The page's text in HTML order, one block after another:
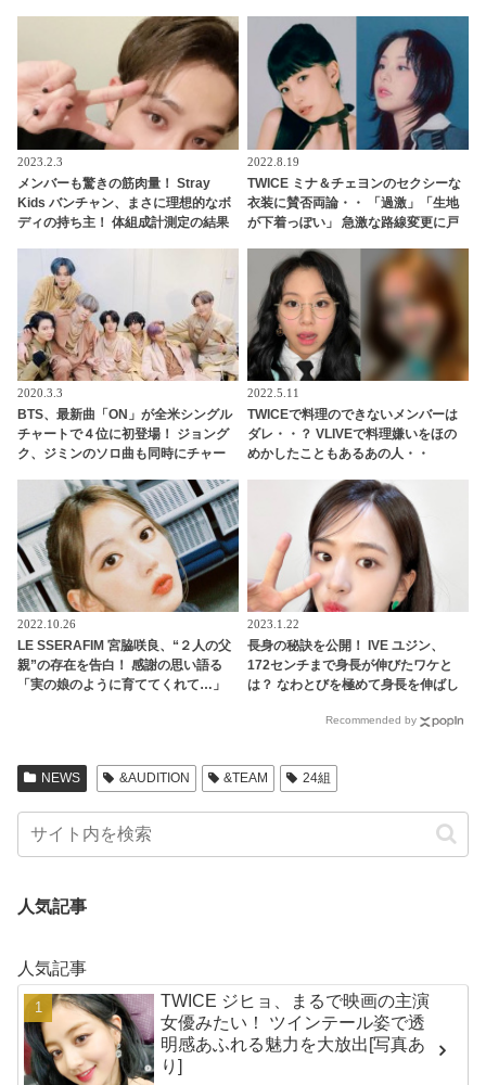
2023.2.3
メンバーも驚きの筋肉量！ Stray
Kids バンチャン、まさに理想的なボ
ディの持ち主！ 体組成計測定の結果
2022.8.19
TWICE ミナ＆チェヨンのセクシーな
衣装に賛否両論・・ 「過激」「生地
が下着っぽい」 急激な路線変更に戸
2020.3.3
BTS、最新曲「ON」が全米シングル
チャートで４位に初登場！ ジョング
ク、ジミンのソロ曲も同時にチャー
はPSY、J-Hopeに次いで史上３、４
人目の快挙
2022.5.11
TWICEで料理のできないメンバーは
ダレ・・？ VLIVEで料理嫌いをほの
めかしたこともあるあの人・・
2022.10.26
LE SSERAFIM 宮脇咲良、“２人の父
親”の存在を告白！ 感謝の思い語る
「実の娘のように育ててくれて…」
2023.1.22
長身の秘訣を公開！ IVE ユジン、
172センチまで身長が伸びたワケと
は？ なわとびを極めて身長を伸ばし
どの実力！ 説得力抜群の主張に納得
Recommended by
NEWS &AUDITION &TEAM 24組
人気記事
人気記事
TWICE ジヒョ、まるで映画の主演
女優みたい！ ツインテール姿で透
明感あふれる魅力を大放出[写真あ
り]